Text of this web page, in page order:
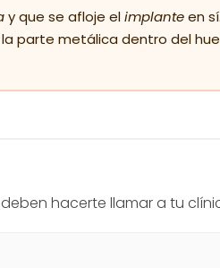
y que se afloje elimplanteen
parte metálica dentro del
hacerte llamar a tu